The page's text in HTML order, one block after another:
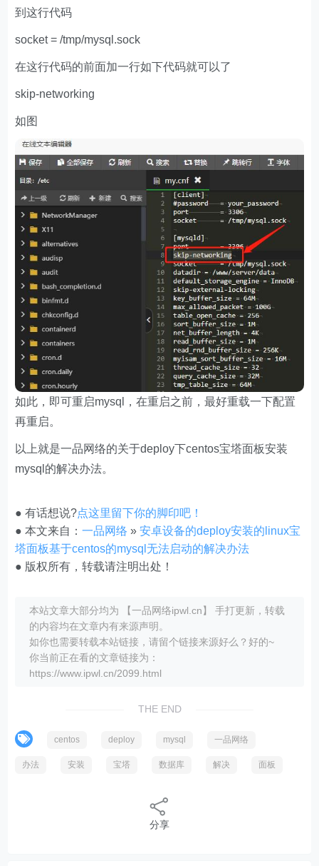
到这行代码
socket = /tmp/mysql.sock
在这行代码的前面加一行如下代码就可以了
skip-networking
如图
如此，即可重启mysql，在重启之前，最好重载一下配置
再重启。
以上就是一品网络的关于deploy下centos宝塔面板安装
mysql的解决办法。
● 有话想说?点这里留下你的脚印吧！
● 本文来自：一品网络 »安卓设备的deploy安装的linux宝
塔面板基于centos的mysql无法启动的解决办法
● 版权所有，转载请注明出处！
本站文章大部分均为 【一品网络ipwl.cn】 手打更新，转载
的内容均在文章内有来源声明。
如你也需要转载本站链接，请留个链接来源好么？好的~
你当前正在看的文章链接为：
https://www.ipwl.cn/2099.html
THE END
centos deploy mysql 一品网络
办法 安装 宝塔 数据库 解决 面板
分享